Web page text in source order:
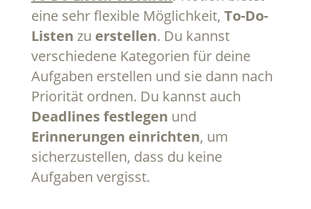
eine sehr flexible Möglichkeit, To-Do-
Listen zu erstellen. Du kannst
verschiedene Kategorien für deine
Aufgaben erstellen und sie dann nach
Priorität ordnen. Du kannst auch
Deadlines festlegen und
Erinnerungen einrichten, um
sicherzustellen, dass du keine
Aufgaben vergisst.